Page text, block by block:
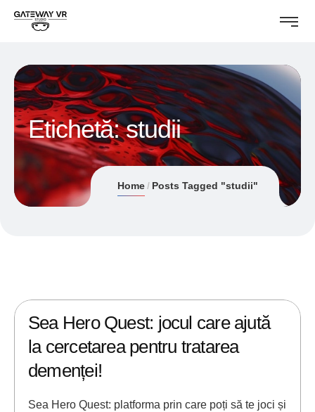
Etichetă:studii
Home Posts Tagged "studii"
Sea Hero Quest: jocul care ajută
la cercetarea pentru tratarea
demenței!
Sea Hero Quest: platforma prin care poți să te joci și